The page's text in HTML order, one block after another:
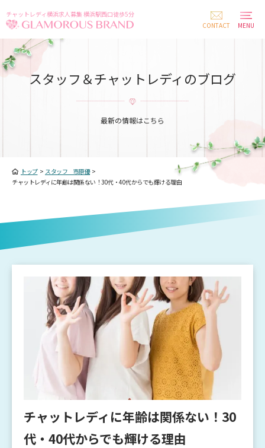
チャットレディ横浜求人募集 横浜駅西口徒歩5分
CONTACT
MENU
スタッフ＆チャットレディのブログ
最新の情報はこちら
トップ> スタッフ 市原優>
チャットレディに年齢は関係ない！30代・40代からでも輝ける理由
チャットレディに年齢は関係ない！30
代・40代からでも輝ける理由